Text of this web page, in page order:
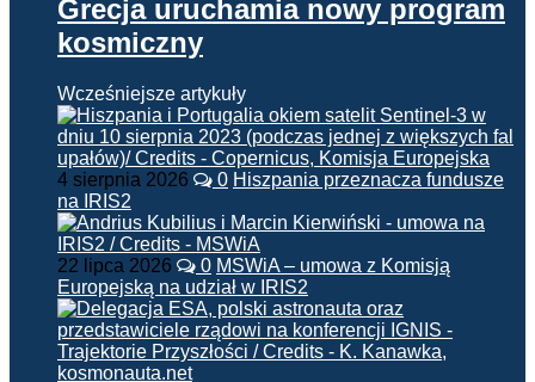
Grecja uruchamia nowy program
kosmiczny
Wcześniejsze artykuły
4 sierpnia 2026 0 Hiszpania przeznacza fundusze
na IRIS2
22 lipca 2026 0 MSWiA – umowa z Komisją
Europejską na udział w IRIS2